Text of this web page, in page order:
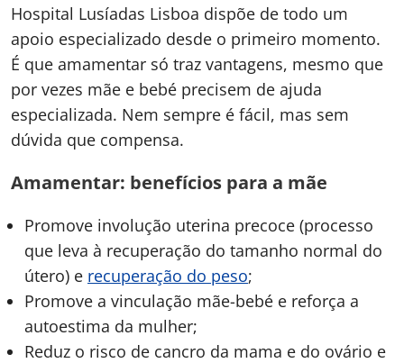
Hospital Lusíadas Lisboa dispõe de todo um
apoio especializado desde o primeiro momento.
É que amamentar só traz vantagens, mesmo que
por vezes mãe e bebé precisem de ajuda
especializada. Nem sempre é fácil, mas sem
dúvida que compensa.
Amamentar: benefícios para a mãe
Promove involução uterina precoce (processo
que leva à recuperação do tamanho normal do
útero) e recuperação do peso;
Promove a vinculação mãe-bebé e reforça a
autoestima da mulher;
Reduz o risco de cancro da mama e do ovário e